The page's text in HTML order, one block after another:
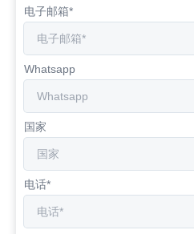
电子邮箱*
Whatsapp
国家
电话*